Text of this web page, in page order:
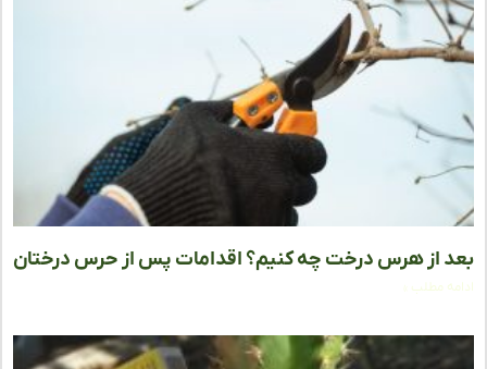
از هرس درخت چه کنیم؟ اقدامات پس از حرس درختان
مطلب »